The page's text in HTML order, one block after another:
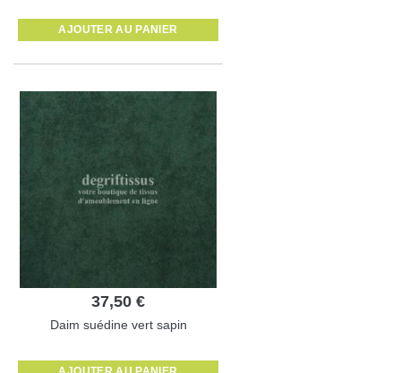
AJOUTER AU PANIER
37,50 €
Daim suédine vert sapin